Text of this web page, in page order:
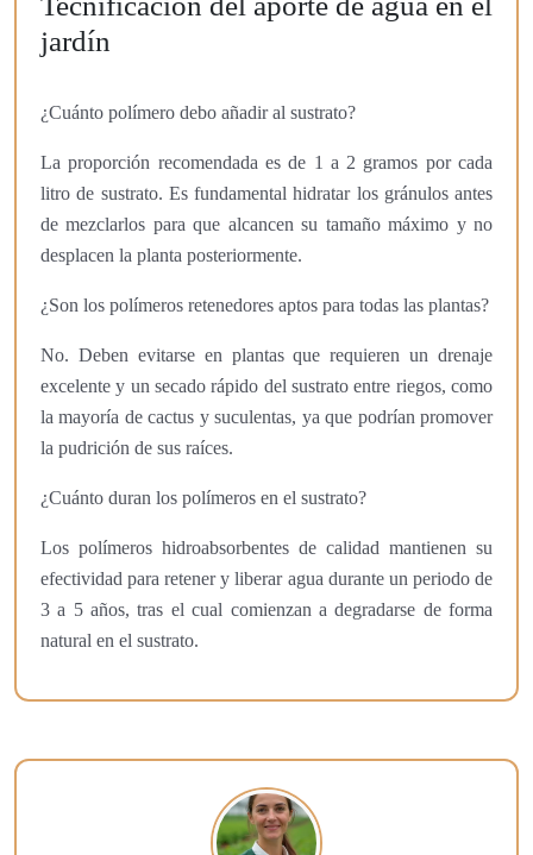
jardín
¿Cuánto polímero debo añadir al sustrato?
La proporción recomendada es de 1 a 2 gramos por cada
litro de sustrato. Es fundamental hidratar los gránulos antes
de mezclarlos para que alcancen su tamaño máximo y no
desplacen la planta posteriormente.
¿Son los polímeros retenedores aptos para todas las plantas?
No. Deben evitarse en plantas que requieren un drenaje
excelente y un secado rápido del sustrato entre riegos, como
la mayoría de cactus y suculentas, ya que podrían promover
la pudrición de sus raíces.
¿Cuánto duran los polímeros en el sustrato?
Los polímeros hidroabsorbentes de calidad mantienen su
efectividad para retener y liberar agua durante un periodo de
3 a 5 años, tras el cual comienzan a degradarse de forma
natural en el sustrato.